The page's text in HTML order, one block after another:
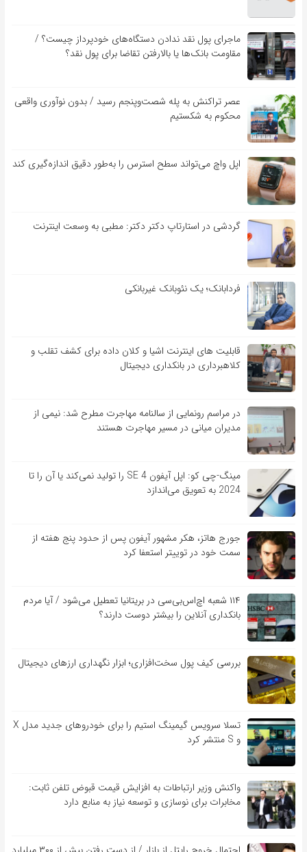
ماجرای پول نقد ندادن دستگاه‌های خودپرداز چیست؟ /
مقاومت بانک‌ها یا بالارفتن تقاضا برای پول نقد؟
عصر تراکنش به پله شصت‌وپنجم رسید / بدون نوآوری واقعی
محکوم به شکستیم
اپل واچ می‌تواند سطح استرس را به‌طور دقیق اندازه‌گیری کند
گردشی در استارتاپ دکتر دکتر: مطبی به وسعت اینترنت
فردابانک؛ یک نئوبانک غیربانکی
قابلیت ‏های اینترنت اشیا و کلان‏ داده برای کشف تقلب و
کلاهبرداری در بانکداری دیجیتال
در مراسم رونمایی از سالنامه مهاجرت مطرح شد: نیمی از
مدیران میانی در مسیر مهاجرت هستند
مینگ-چی کو: اپل آیفون SE 4 را تولید نمی‌کند یا آن را تا
2024 به تعویق می‌اندازد
جورج هاتز، هکر مشهور آیفون پس از حدود پنج هفته از
سمت خود در توییتر استعفا کرد
۱۱۴ شعبه اچ‌اس‌بی‌سی در بریتانیا تعطیل می‌شود / آیا مردم
بانکداری آنلاین را بیشتر دوست دارند؟
بررسی کیف‌ پول سخت‌افزاری؛ ابزار نگهداری ارزهای دیجیتال
تسلا سرویس گیمینگ استیم را برای خودروهای جدید مدل X
و S منتشر کرد
واکنش وزیر ارتباطات به افزایش قیمت قبوض تلفن ثابت:
مخابرات برای نوسازی و توسعه نیاز به منابع دارد